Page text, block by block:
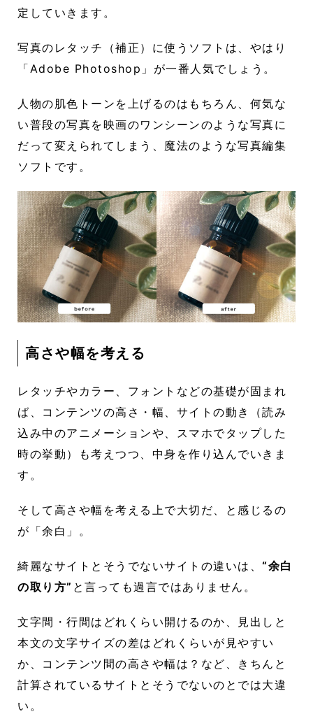
定していきます。
写真のレタッチ（補正）に使うソフトは、やはり
「Adobe Photoshop」が一番人気でしょう。
人物の肌色トーンを上げるのはもちろん、何気な
い普段の写真を映画のワンシーンのような写真に
だって変えられてしまう、魔法のような写真編集
ソフトです。
高さや幅を考える
レタッチやカラー、フォントなどの基礎が固まれ
ば、コンテンツの高さ・幅、サイトの動き（読み
込み中のアニメーションや、スマホでタップした
時の挙動）も考えつつ、中身を作り込んでいきま
す。
そして高さや幅を考える上で大切だ、と感じるの
が「余白」。
綺麗なサイトとそうでないサイトの違いは、 “余白
の取り方” と言っても過言ではありません。
文字間・行間はどれくらい開けるのか、見出しと
本文の文字サイズの差はどれくらいが見やすい
か、コンテンツ間の高さや幅は？など、きちんと
計算されているサイトとそうでないのとでは大違
い。